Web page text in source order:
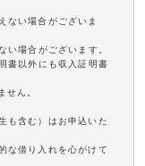
ない場合がございま
場合がございます。
書以外にも収入証明書
せん。
も含む）はお申込いた
な借り入れを心がけて